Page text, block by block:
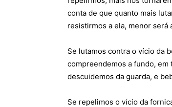
conta de que quanto mais
resistirmos a ela, menor será
Se lutamos contra o vício da
compreendemos a fundo,
descuidemos da guarda, e
Se repelimos o vício da